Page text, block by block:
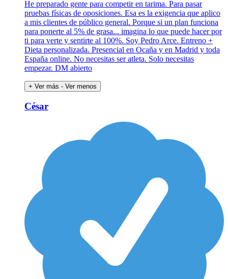
He preparado gente para competir en tarima. Para pasar
pruebas físicas de oposiciones. Esa es la exigencia que aplico
a mis clientes de público general. Porque si un plan funciona
para ponerte al 5% de grasa... imagina lo que puede hacer por
ti para verte y sentirte al 100%. Soy Pedro Arce. Entreno +
Dieta personalizada. Presencial en Ocaña y en Madrid y toda
España online. No necesitas ser atleta. Solo necesitas
empezar. DM abierto
+ Ver más - Ver menos
César